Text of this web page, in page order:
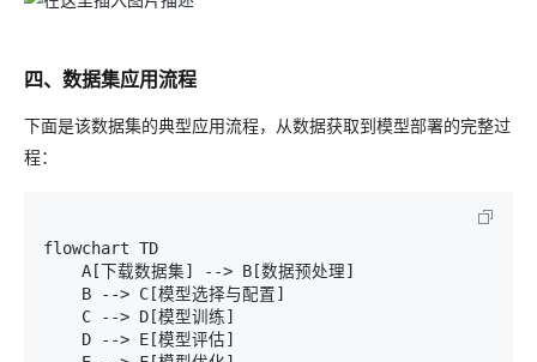
四、数据集应用流程
下面是该数据集的典型应用流程，从数据获取到模型部署的完整过
程：
flowchart TD